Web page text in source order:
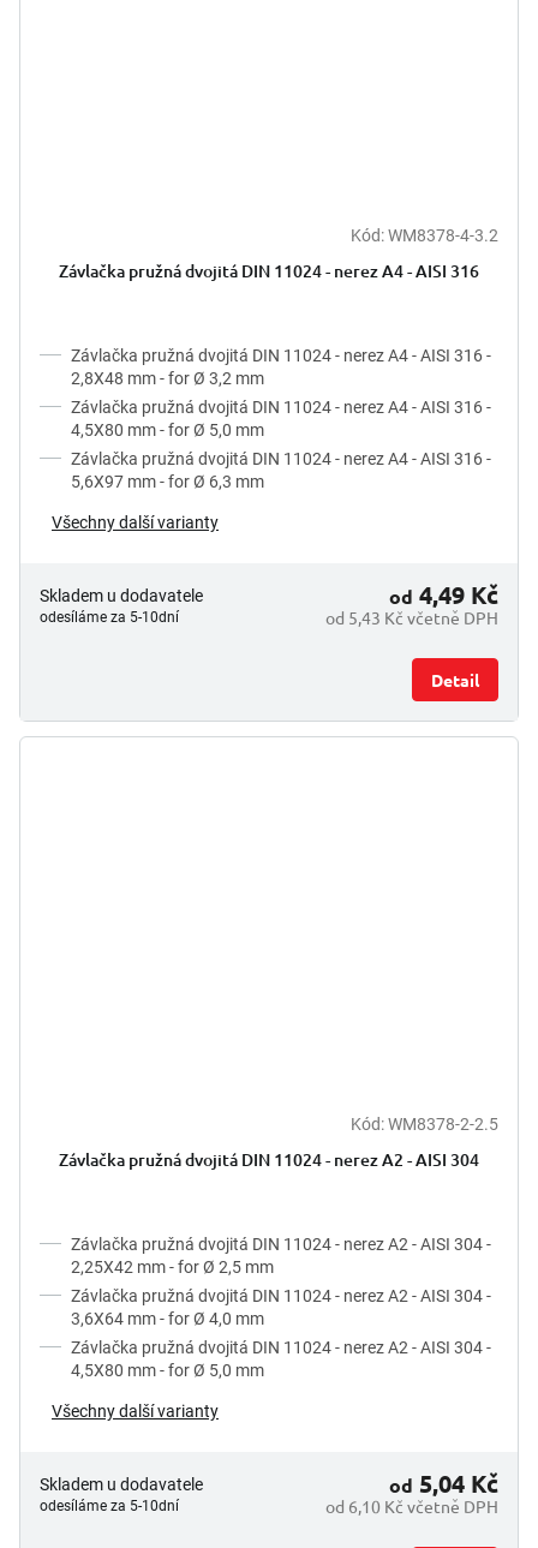
Kód:WM8378-4-3.2
Závlačka pružná dvojitá DIN 11024 - nerez A4 - AISI 316
Závlačka pružná dvojitá DIN 11024 - nerez A4 - AISI 316 -
2,8X48 mm - for Ø 3,2 mm
Závlačka pružná dvojitá DIN 11024 - nerez A4 - AISI 316 -
4,5X80 mm - for Ø 5,0 mm
Závlačka pružná dvojitá DIN 11024 - nerez A4 - AISI 316 -
5,6X97 mm - for Ø 6,3 mm
Všechny další varianty
Skladem u dodavatele
odesíláme za 5-10dní od 5,43 Kč včetně DPH
od 4,49 Kč
Detail
Kód:WM8378-2-2.5
Závlačka pružná dvojitá DIN 11024 - nerez A2 - AISI 304
Závlačka pružná dvojitá DIN 11024 - nerez A2 - AISI 304 -
2,25X42 mm - for Ø 2,5 mm
Závlačka pružná dvojitá DIN 11024 - nerez A2 - AISI 304 -
3,6X64 mm - for Ø 4,0 mm
Závlačka pružná dvojitá DIN 11024 - nerez A2 - AISI 304 -
4,5X80 mm - for Ø 5,0 mm
Všechny další varianty
Skladem u dodavatele
odesíláme za 5-10dní od 6,10 Kč včetně DPH
od 5,04 Kč